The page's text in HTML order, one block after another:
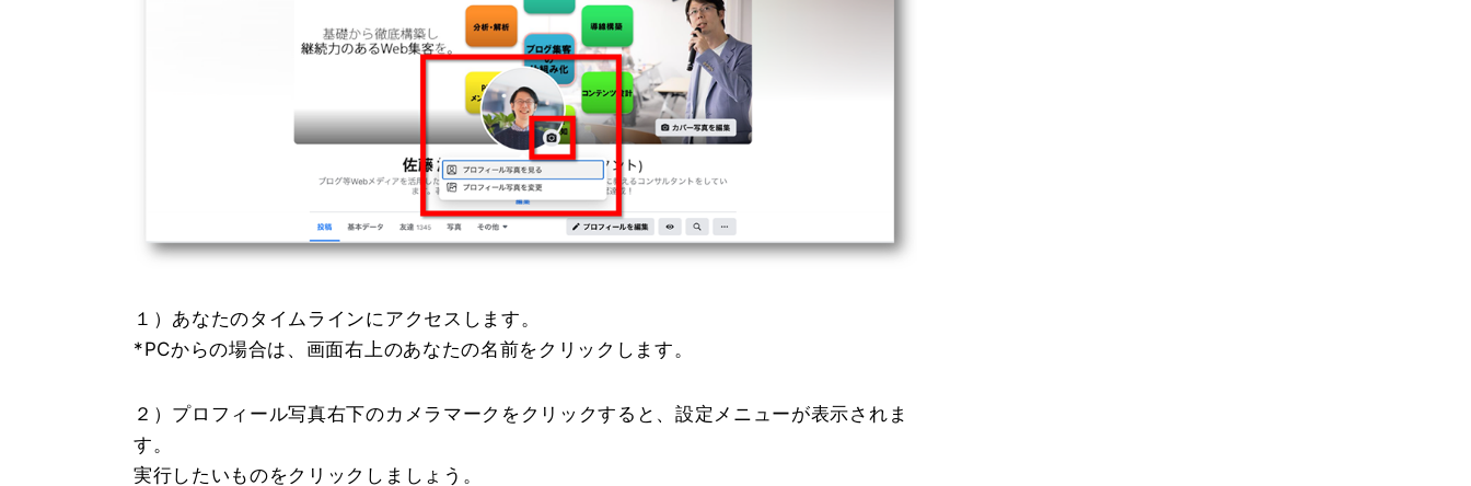
１）あなたのタイムラインにアクセスします。
*PCからの場合は、画面右上のあなたの名前をクリックします。
２）プロフィール写真右下のカメラマークをクリックすると、設定メニューが表示されま
す。
実行したいものをクリックしましょう。